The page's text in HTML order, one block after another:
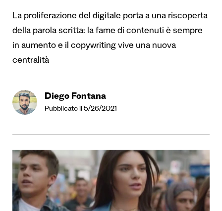
La proliferazione del digitale porta a una riscoperta
della parola scritta: la fame di contenuti è sempre
in aumento e il copywriting vive una nuova
centralità
Diego Fontana
Pubblicato il 5/26/2021